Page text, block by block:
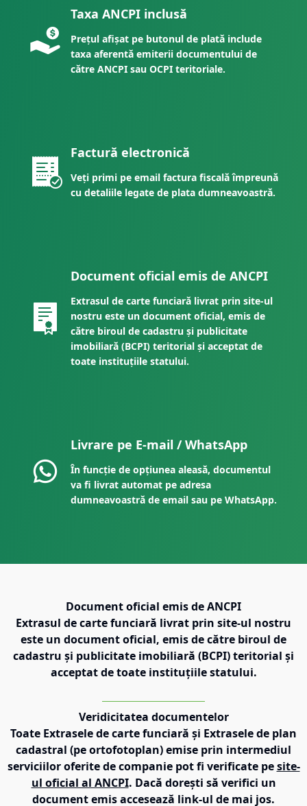
Taxa ANCPI inclusă
Prețul afișat pe butonul de plată include
taxa aferentă emiterii documentului de
către ANCPI sau OCPI teritoriale.
Factură electronică
Veți primi pe email factura fiscală împreună
cu detaliile legate de plata dumneavoastră.
Document oficial emis de ANCPI
Extrasul de carte funciară livrat prin site-ul
nostru este un document oficial, emis de
către biroul de cadastru și publicitate
imobiliară (BCPI) teritorial și acceptat de
toate instituțiile statului.
Livrare pe E-mail / WhatsApp
În funcție de opțiunea aleasă, documentul
va fi livrat automat pe adresa
dumneavoastră de email sau pe WhatsApp.
Document oficial emis de ANCPI
Extrasul de carte funciară livrat prin site-ul nostru
este un document oficial, emis de către biroul de
cadastru și publicitate imobiliară (BCPI) teritorial și
acceptat de toate instituțiile statului.
Veridicitatea documentelor
Toate Extrasele de carte funciară și Extrasele de plan
cadastral (pe ortofotoplan) emise prin intermediul
serviciilor oferite de companie pot fi verificate pe site-
ul oficial al ANCPI. Dacă dorești să verifici un
document emis accesează link-ul de mai jos.